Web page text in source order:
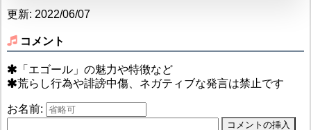
更新: 2022/06/07
コメント
「エゴール」の魅力や特徴など
荒らし行為や誹謗中傷、ネガティブな発言は禁止です
お名前: